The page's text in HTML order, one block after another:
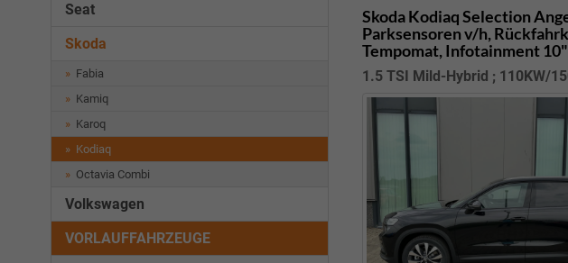
Skoda KodiaqSelection
Parksensoren v/h,
Tempomat, Infotainment
1.5 TSI Mild-Hybrid ; 110KW/
Seat
Skoda
Fabia
Kamiq
Karoq
Kodiaq
Octavia Combi
Volkswagen
VORLAUFFAHRZEUGE